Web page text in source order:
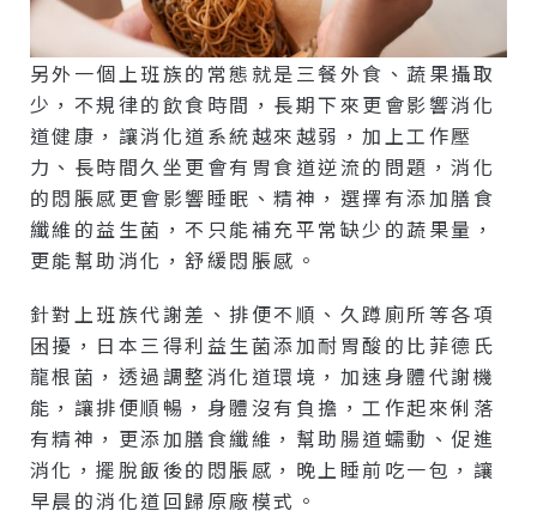
另外一個上班族的常態就是三餐外食、蔬果攝取
少，不規律的飲食時間，長期下來更會影響消化
道健康，讓消化道系統越來越弱，加上工作壓
力、長時間久坐更會有胃食道逆流的問題，消化
的悶脹感更會影響睡眠、精神，選擇有添加膳食
纖維的益生菌，不只能補充平常缺少的蔬果量，
更能幫助消化，舒緩悶脹感。
針對上班族代謝差、排便不順、久蹲廁所等各項
困擾，日本三得利益生菌添加耐胃酸的比菲德氏
龍根菌，透過調整消化道環境，加速身體代謝機
能，讓排便順暢，身體沒有負擔，工作起來俐落
有精神，更添加膳食纖維，幫助腸道蠕動、促進
消化，擺脫飯後的悶脹感，晚上睡前吃一包，讓
早晨的消化道回歸原廠模式。